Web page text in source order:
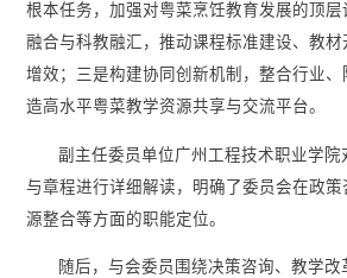
根本任务，加强对粤菜烹饪教育发展的顶
融合与科教融汇，推动课程标准建设、教
增效；三是构建协同创新机制，整合行业、
造高水平粤菜教学资源共享与交流平台。
副主任委员单位广州工程技术职业学院
与章程进行详细解读，明确了委员会在政
源整合等方面的职能定位。
随后，与会委员围绕决策咨询、教学